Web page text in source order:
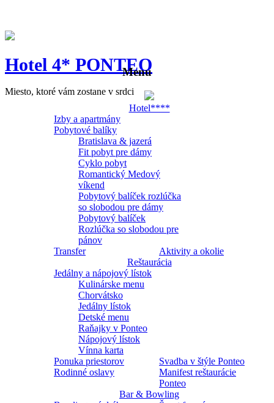
Hotel 4* PONTEO
Miesto, ktoré vám zostane v srdci
Menu
Hotel****
Izby a apartmány
Pobytové balíky
Bratislava & jazerá
Fit pobyt pre dámy
Cyklo pobyt
Romantický Medový
víkend
Pobytový balíček rozlúčka
so slobodou pre dámy
Pobytový balíček
Rozlúčka so slobodou pre
pánov
Transfer
Aktivity a okolie
Reštaurácia
Jedálny a nápojový lístok
Kulinárske menu
Chorvátsko
Jedálny lístok
Detské menu
Raňajky v Ponteo
Nápojový lístok
Vínna karta
Ponuka priestorov
Svadba v štýle Ponteo
Rodinné oslavy
Manifest reštaurácie
Ponteo
Bar & Bowling